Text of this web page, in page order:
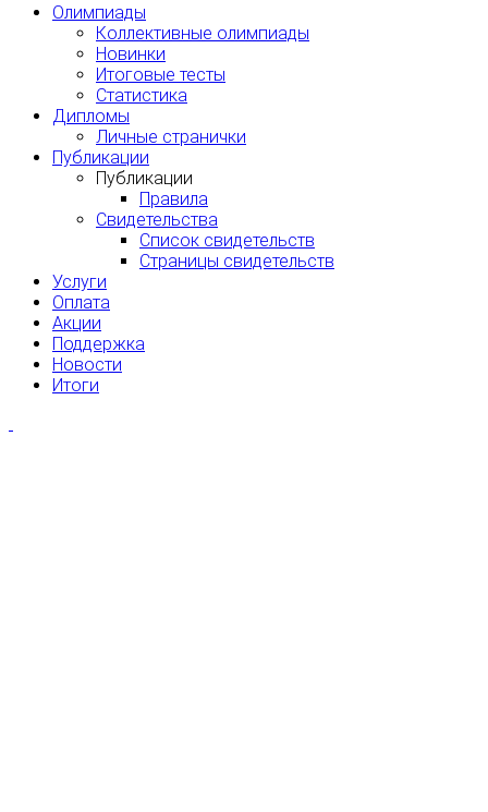
Олимпиады
Коллективные олимпиады
Новинки
Итоговые тесты
Статистика
Дипломы
Личные странички
Публикации
Публикации
Правила
Свидетельства
Список свидетельств
Страницы свидетельств
Услуги
Оплата
Акции
Поддержка
Новости
Итоги